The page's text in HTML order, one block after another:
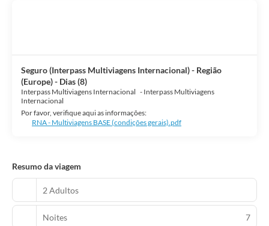
Seguro (Interpass Multiviagens Internacional) - Região
(Europe) - Dias (8)
Interpass Multiviagens Internacional - Interpass Multiviagens
Internacional
Por favor, verifique aqui as informações:
RNA - Multiviagens BASE (condições gerais).pdf
Resumo da viagem
2 Adultos
Noites 7